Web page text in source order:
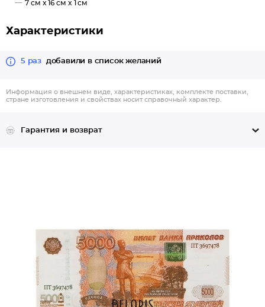
7 см x 16 см x 1 см
Характеристики
5 раз добавили в список желаний
Информация о внешнем виде, характеристиках, комплекте поставки,
стране изготовления и свойствах носит справочный характер.
Гарантия и возврат